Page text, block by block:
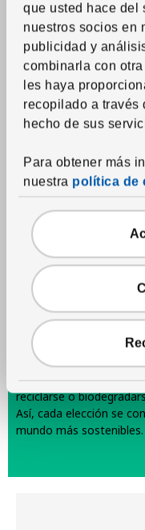
que usted hace del
nuestros socios en
publicidad y
combinarla con
les haya
recopilado a través
hecho de sus
Para obtener más
nuestra política de
Cuidamos a
En IKEA apostamos
muchos años,
Elegimos materiales y
ambiental.
Además, pensamos en
repararse, reutilizarse
Y cuando ya ha
reciclarse o
Así, cada elección se
mundo más sostenibles.